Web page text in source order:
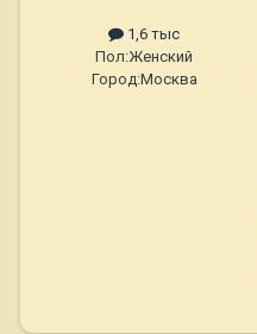
1,6 тыс
Пол:Женский
Город:Москва